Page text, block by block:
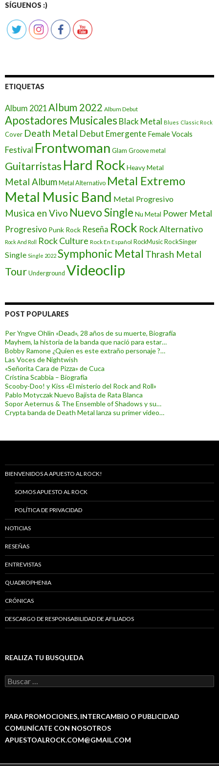
SÍGUENOS :)
ETIQUETAS
Album 2021 Album 2022 Album Debut
Apostadores Musicales Black Metal Blues Classic Rock
Cover Death Metal Debut Emergente Female Vocals
Festival Frontwoman Glam Groove metal
Guitarristas Hard RockHeavy Metal
Metal Album Metal Alternativo Metal Extremo
Metal Music Band Metal Progresivo
Musica en Vivo Nuevo Single Nu Metal Power Metal
Progresivo Punk Rock Reseña Rock Rock Alternativo
Rock And Roll Rock Culture Rock En Español RockMusic RockSinger
Single Single 2022 Symphonic Metal Thrash Metal
Tour Underground Videoclip
POST POPULARES
Per Yngve Ohlin «Dead», 28 años de su muerte, Biografía
Mayhem, la historia de la banda que nació para estar…
Bobby Ramone ¿Quien es este extraño personaje ?…
Las Voces de Nightwish
«Señorita Cara de Pizza» de Cuca
Cristina Scabbia – Biografía
Scooby-Doo! y Kiss «El misterio del Rock and Roll»
Pablo Motyczak Nuevo Bajista de Rata Blanca
Sopor Aeternus & The Ensemble of Shadows y su…
Crypta banda de Death Metal lanza su primer video…
BIENVENIDOS A APUESTO AL ROCK!
SOMOS APUESTO AL ROCK
POLÍTICA DE PRIVACIDAD
NOTICIAS
RESEÑAS
ENTREVISTAS
QUADROPHENIA
CRÓNICAS
DESCARGO DE RESPONSABILIDAD DE AFILIADOS
REALIZA TU BUSQUEDA
B
u
a
:
PARA PROMOCIONES, INTERCAMBIO O PUBLICIDAD
COMUNÍCATE CON NOSOTROS
APUESTOALROCK.COM@GMAIL.COM